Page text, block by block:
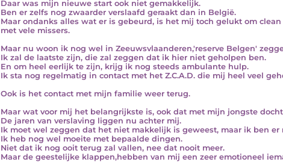
Daar was mijn nieuwe start ook niet gemakkelijk.
Ben er zelfs nog zwaarder verslaafd geraakt dan in België.
Maar ondanks alles wat er is gebeurd, is het mij toch gelukt om
met vele missers.
Maar nu woon ik nog wel in Zeeuwsvlaanderen,'reserve Belgen'
Ik zal de laatste zijn, die zal zeggen dat ik hier niet geholpen ben.
En om heel eerlijk te zijn, krijg ik nog steeds ambulante hulp.
Ik sta nog regelmatig in contact met het Z.C.A.D. die mij heel veel
Ook is het contact met mijn familie weer terug.
Maar wat voor mij het belangrijkste is, ook dat met mijn jongste
De jaren van verslaving liggen nu achter mij.
Ik moet wel zeggen dat het niet makkelijk is geweest, maar ik ben er
Ik heb nog wel moeite met bepaalde dingen.
Niet dat ik nog ooit terug zal vallen, nee dat nooit meer.
Maar de geestelijke klappen,hebben van mij een zeer emotioneel